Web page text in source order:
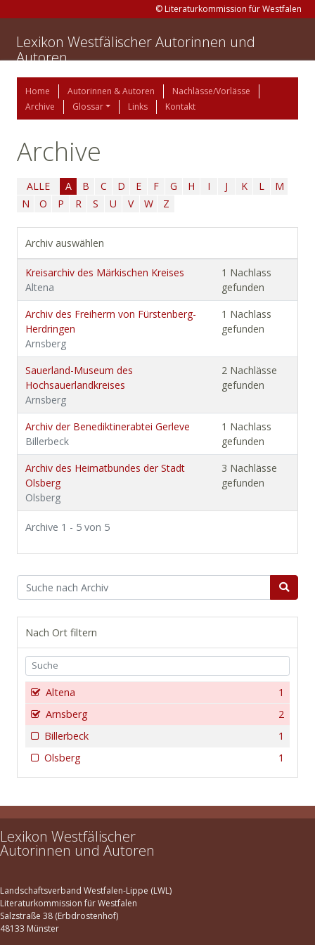
© Literaturkommission für Westfalen
Lexikon Westfälischer Autorinnen und
Autoren
Home Autorinnen & Autoren
Nachlässe/Vorlässe
Archive
Glossar Links Kontakt
Archive
ALLE A B C D E F G H I J K L
M
N
O P R S U V W Z
Archiv auswählen
Kreisarchiv des Märkischen Kreises
Altena
1 Nachlass
gefunden
Archiv des Freiherrn von Fürstenberg-
Herdringen
Arnsberg
1 Nachlass
gefunden
Sauerland-Museum des
Hochsauerlandkreises
Arnsberg
2 Nachlässe
gefunden
Archiv der Benediktinerabtei Gerleve
Billerbeck
1 Nachlass
gefunden
Archiv des Heimatbundes der Stadt
Olsberg
Olsberg
3 Nachlässe
gefunden
Archive 1 - 5 von 5
Nach Ort filtern
1
Altena
2
Arnsberg
1
Billerbeck
1
Olsberg
Lexikon Westfälischer
Autorinnen und Autoren
Landschaftsverband Westfalen-Lippe (LWL)
Literaturkommission für Westfalen
Salzstraße 38 (Erbdrostenhof)
48133 Münster